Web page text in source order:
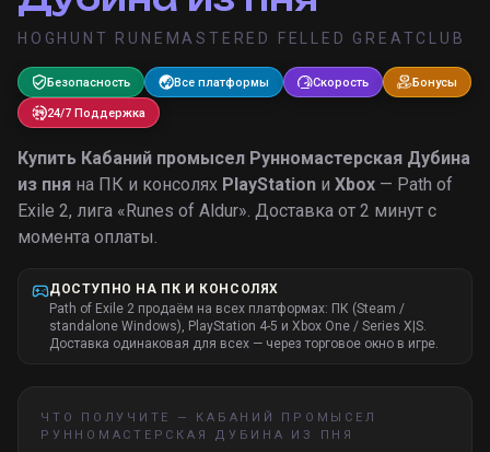
HOGHUNT RUNEMASTERED FELLED GREATCLUB
Безопасность Все платформы Скорость Бонусы
24/7 Поддержка
Купить Кабаний промысел Рунномастерская Дубина
из пня на ПК и консолях PlayStation и Xbox — Path of
Exile 2, лига «Runes of Aldur». Доставка от 2 минут с
момента оплаты.
ДОСТУПНО НА ПК И КОНСОЛЯХ
Path of Exile 2 продаём на всех платформах: ПК (Steam /
standalone Windows), PlayStation 4-5 и Xbox One / Series X|S.
Доставка одинаковая для всех — через торговое окно в игре.
ЧТО ПОЛУЧИТЕ — КАБАНИЙ ПРОМЫСЕЛ
РУННОМАСТЕРСКАЯ ДУБИНА ИЗ ПНЯ